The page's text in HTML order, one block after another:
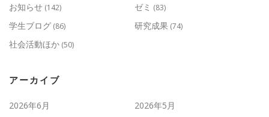
お知らせ (142) ゼミ (83)
学生ブログ (86) 研究成果 (74)
社会活動ほか (50)
アーカイブ
2026年6月
2026年5月